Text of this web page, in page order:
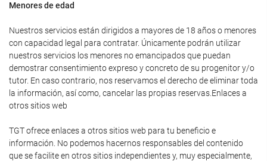
Menores de edad
Nuestros servicios están dirigidos a mayores de 18 años o menores
con capacidad legal para contratar. Únicamente podrán utilizar
nuestros servicios los menores no emancipados que puedan
demostrar consentimiento expreso y concreto de su progenitor y/o
tutor. En caso contrario, nos reservamos el derecho de eliminar toda
la información, así como, cancelar las propias reservas.Enlaces a
otros sitios web
TGT ofrece enlaces a otros sitios web para tu beneficio e
información. No podemos hacernos responsables del contenido
que se facilite en otros sitios independientes y, muy especialmente,